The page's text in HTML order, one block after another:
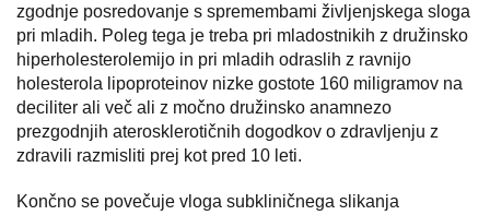
zgodnje posredovanje s spremembami življenjskega sloga
pri mladih. Poleg tega je treba pri mladostnikih z družinsko
hiperholesterolemijo in pri mladih odraslih z ravnijo
holesterola lipoproteinov nizke gostote 160 miligramov na
deciliter ali več ali z močno družinsko anamnezo
prezgodnjih aterosklerotičnih dogodkov o zdravljenju z
zdravili razmisliti prej kot pred 10 leti.
Končno se povečuje vloga subkliničnega slikanja